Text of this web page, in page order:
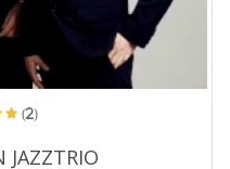
(2)
JAZZTRIO